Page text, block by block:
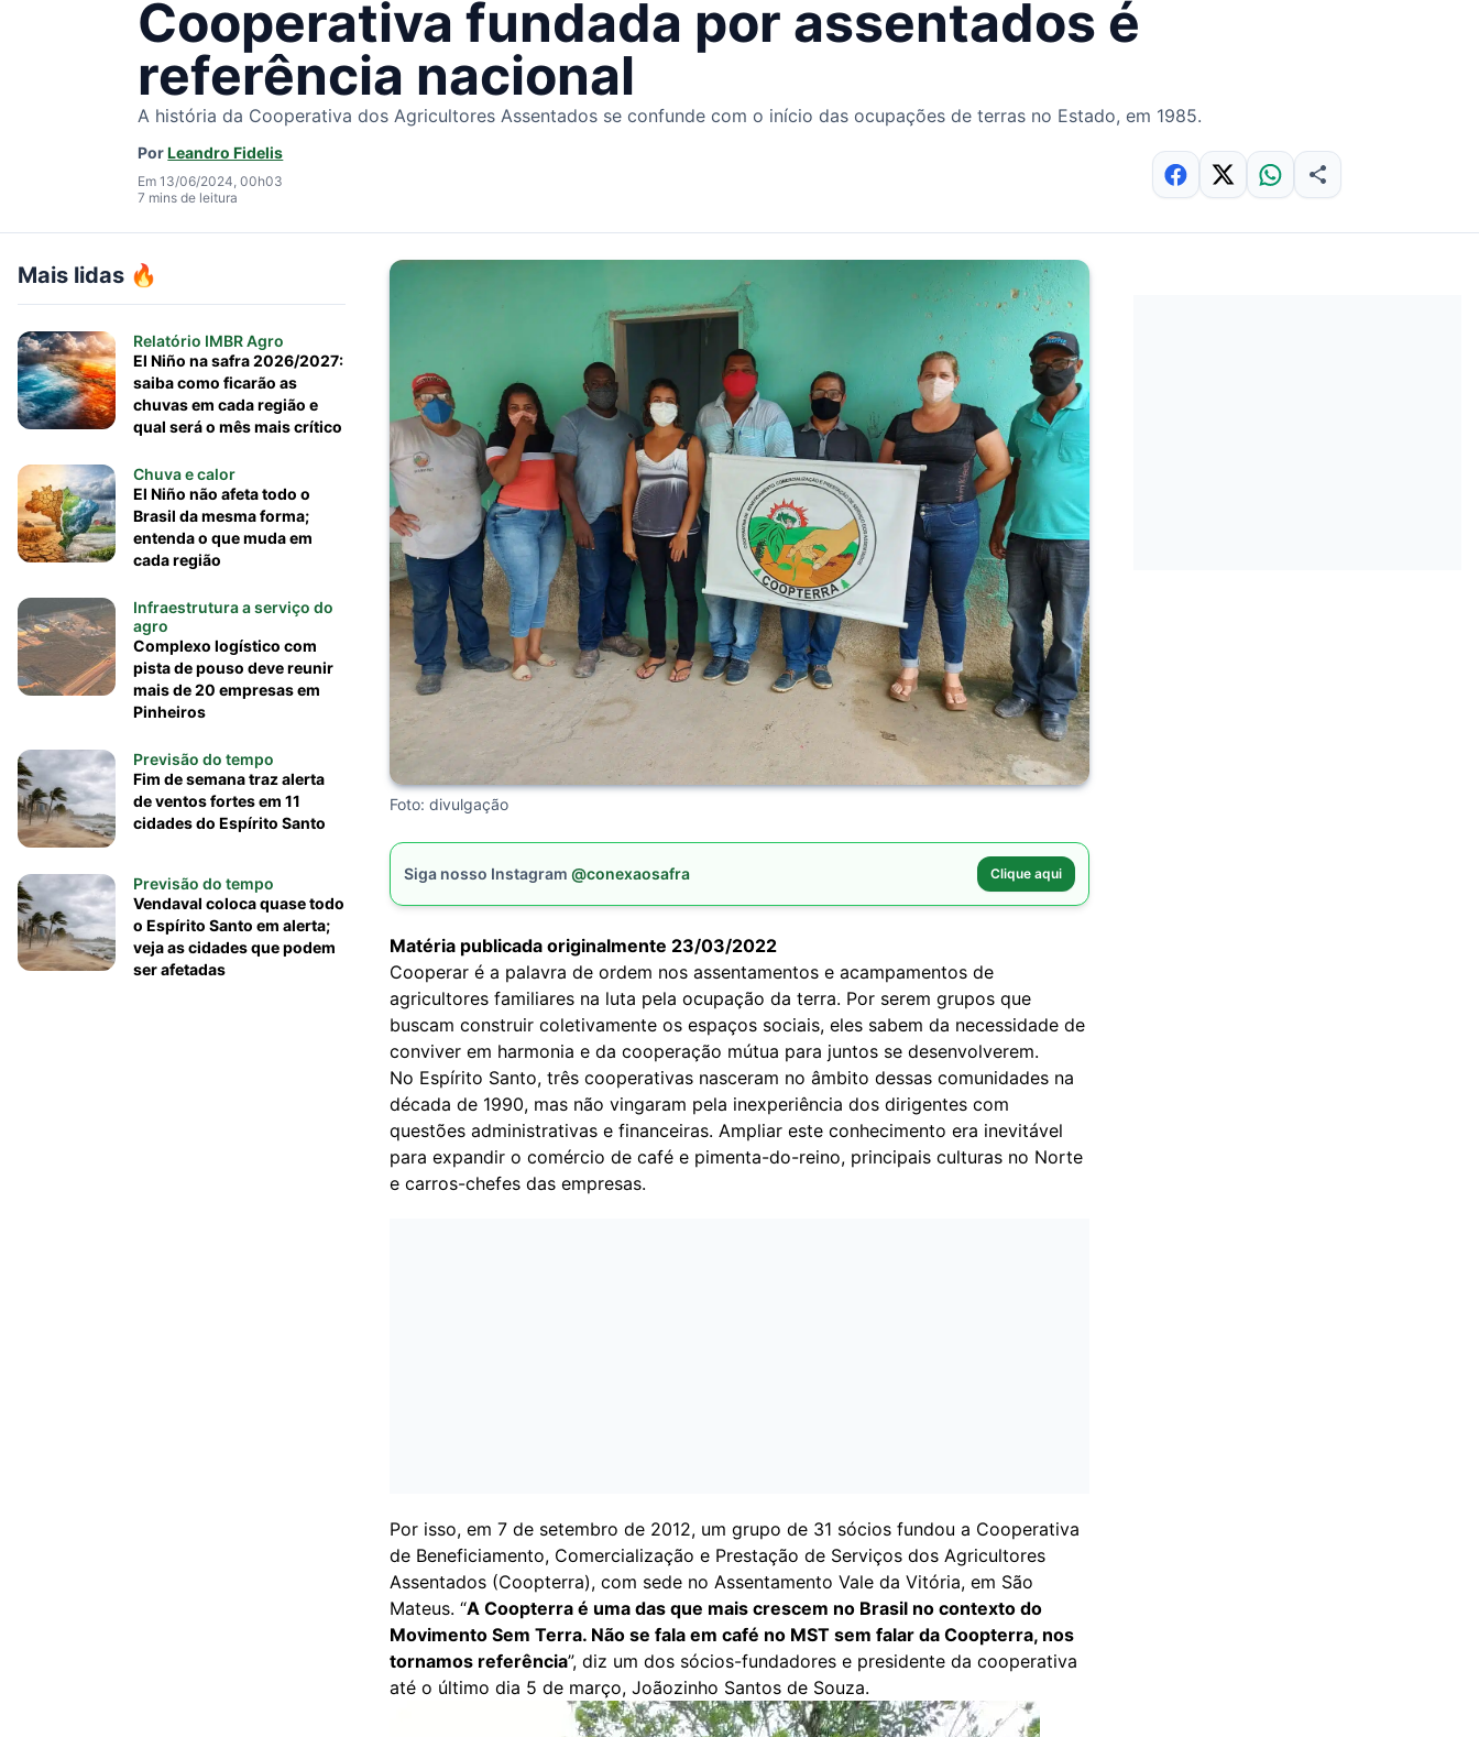
Cooperativa fundada por assentados é
referência nacional
A história da Cooperativa dos Agricultores Assentados se confunde com o início das ocupações de terras no Estado, em 1985.
PorLeandro Fidelis
Em 13/06/2024, 00h03
7 mins de leitura
Mais lidas 🔥
Relatório IMBR Agro
El Niño na safra 2026/2027:
saiba como ficarão as
chuvas em cada região e
qual será o mês mais crítico
Chuva e calor
El Niño não afeta todo o
Brasil da mesma forma;
entenda o que muda em
cada região
Infraestrutura a serviço do
agro
Complexo logístico com
pista de pouso deve reunir
mais de 20 empresas em
Pinheiros
Previsão do tempo
Fim de semana traz alerta
de ventos fortes em 11
cidades do Espírito Santo
Previsão do tempo
Vendaval coloca quase todo
o Espírito Santo em alerta;
veja as cidades que podem
ser afetadas
Foto: divulgação
Siga nosso Instagram @conexaosafra Clique aqui
Matéria publicada originalmente 23/03/2022
Cooperar é a palavra de ordem nos assentamentos e acampamentos de
agricultores familiares na luta pela ocupação da terra. Por serem grupos que
buscam construir coletivamente os espaços sociais, eles sabem da necessidade de
conviver em harmonia e da cooperação mútua para juntos se desenvolverem.
No Espírito Santo, três cooperativas nasceram no âmbito dessas comunidades na
década de 1990, mas não vingaram pela inexperiência dos dirigentes com
questões administrativas e financeiras. Ampliar este conhecimento era inevitável
para expandir o comércio de café e pimenta-do-reino, principais culturas no Norte
e carros-chefes das empresas.
Por isso, em 7 de setembro de 2012, um grupo de 31 sócios fundou a Cooperativa
de Beneficiamento, Comercialização e Prestação de Serviços dos Agricultores
Assentados (Coopterra), com sede no Assentamento Vale da Vitória, em São
Mateus. “A Coopterra é uma das que mais crescem no Brasil no contexto do
Movimento Sem Terra. Não se fala em café no MST sem falar da Coopterra, nos
tornamos referência”, diz um dos sócios-fundadores e presidente da cooperativa
até o último dia 5 de março, Joãozinho Santos de Souza.